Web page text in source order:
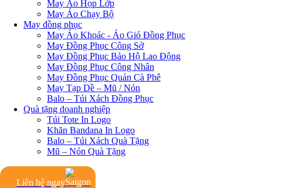
May Áo Họp Lớp
May Áo Chạy Bộ
May đồng phục
May Áo Khoác - Áo Gió Đồng Phục
May Đồng Phục Công Sở
May Đồng Phục Bảo Hộ Lao Động
May Đồng Phục Công Nhân
May Đồng Phục Quán Cà Phê
May Tạp Dề – Mũ / Nón
Balo – Túi Xách Đồng Phục
Quà tặng doanh nghiệp
Túi Tote In Logo
Khăn Bandana In Logo
Balo – Túi Xách Quà Tặng
Mũ – Nón Quà Tặng
Liên hệ ngay